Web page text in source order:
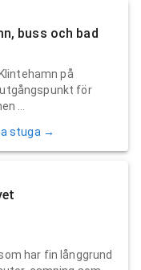
buss och bad
på
för
...
stuga →
har fin långgrund